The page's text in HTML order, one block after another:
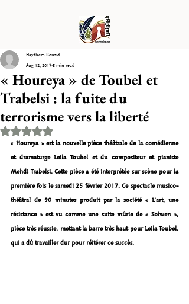
« Houreya » de Toubel et
Trabelsi : la fuite du
terrorisme vers la liberté
Haythem Benzid
Aug 12, 20173 min read
Rated NaN out of 5 stars.
« Houreya » est la nouvelle pièce théâtrale de la comédienne
et dramaturge Leila Toubel et du compositeur et pianiste
Mehdi Trabelsi. Cette pièce a été interprétée sur scène pour la
première fois le samedi 25 février 2017. Ce spectacle musico-
théâtral de 90 minutes produit par la société « L’art, une
résistance » est vu comme une suite mûrie de « Solwen »,
pièce très réussie, mettant la barre très haut pour Leila Toubel,
qui a dû travailler dur pour réitérer ce succès.